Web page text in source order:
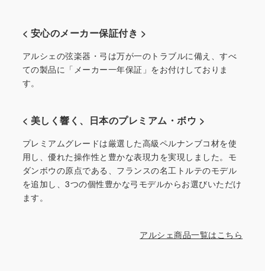
< 安心のメーカー保証付き >
アルシェの弦楽器・弓は万が一のトラブルに備え、すべ
ての製品に「メーカー一年保証」をお付けしておりま
す。
< 美しく響く、日本のプレミアム・ボウ >
プレミアムグレードは厳選した高級ペルナンブコ材を使
用し、優れた操作性と豊かな表現力を実現しました。モ
ダンボウの原点である、フランスの名工トルテのモデル
を追加し、3つの個性豊かな弓モデルからお選びいただけ
ます。
アルシェ商品一覧はこちら